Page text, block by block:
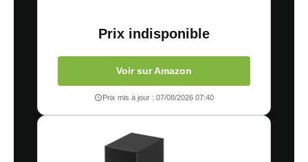
Prix indisponible
Voir sur Amazon
Prix mis à jour : 07/08/2026 07:40